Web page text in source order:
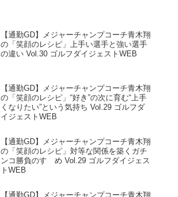
【通勤GD】メジャーチャンプコーチ青木翔
の「笑顔のレシピ」上手い選手と強い選手
の違い Vol.30 ゴルフダイジェストWEB
【通勤GD】メジャーチャンプコーチ青木翔
の「笑顔のレシピ」“好き”の次に育む“上手
くなりたい”という気持ち Vol.29 ゴルフダ
イジェストWEB
【通勤GD】メジャーチャンプコーチ青木翔
の「笑顔のレシピ」対等な関係を築くガチ
ンコ勝負のすゝめ Vol.29 ゴルフダイジェス
トWEB
【通勤GD】メジャーチャンプコーチ青木翔